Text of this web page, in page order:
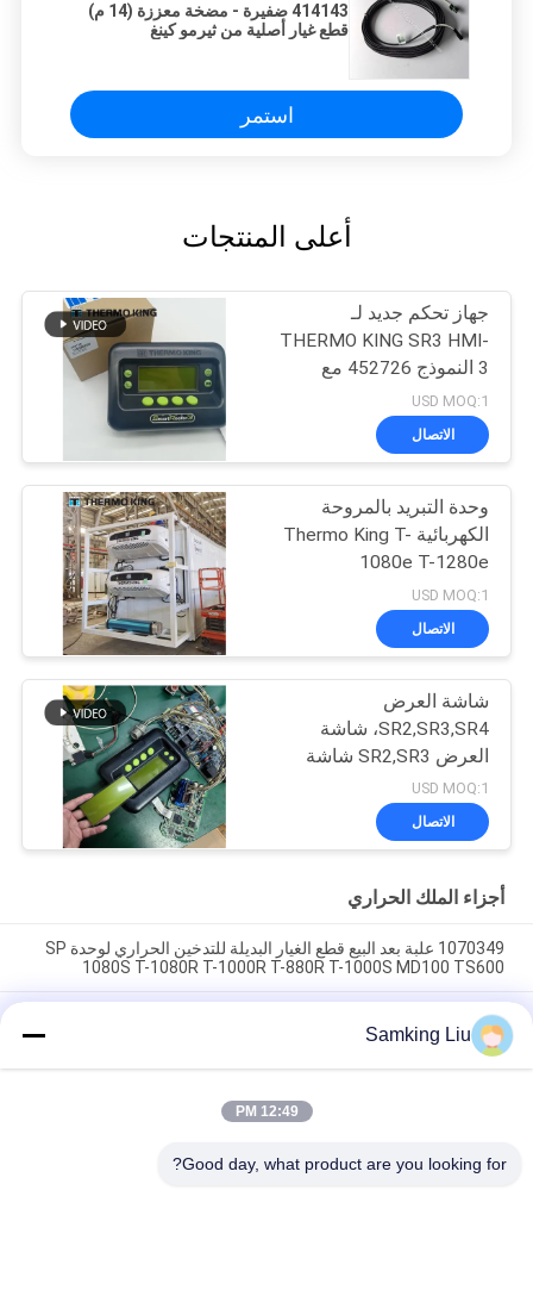
414143 ضفيرة - مضخة معززة (14 م)
قطع غيار أصلية من ثيرمو كينغ
استمر
أعلى المنتجات
جهاز تحكم جديد لـ
THERMO KING SR3 HMI-
3 النموذج 452726 مع
SR4
USD MOQ:1
الاتصال
وحدة التبريد بالمروحة
الكهربائية Thermo King T-
1080e T-1280e
USD MOQ:1
الاتصال
شاشة العرض
SR2,SR3,SR4، شاشة
العرض SR2,SR3 شاشة
العرض CA-8452372
شاشة LCD من نوع العرض
الأخضر لـ THERMO KING
الغيار بعد البيع
USD MOQ:1
الاتصال
أجزاء الملك الحراري
1070349 علبة بعد البيع قطع الغيار البديلة للتدخين الحراري لوحدة SP
1080S T-1080R T-1000R T-880R T-1000S MD100 TS600
الوحدة T-1080S T-1080R T-1000R T-880R T-1000S MD100
TS600
Samking Liu
12:49 PM
Good day, what product are you looking for?